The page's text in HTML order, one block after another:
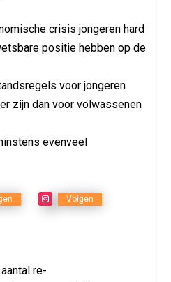
crisis jongeren hard
positie hebben op de
voor jongeren
zijn dan voor volwassenen
evenveel
Volgen
re-